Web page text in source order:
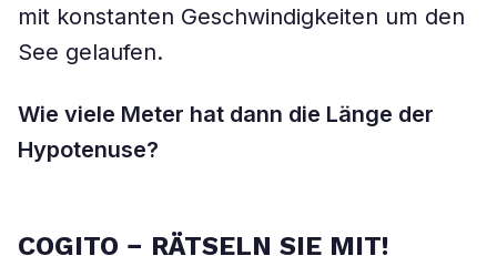
mit konstanten Geschwindigkeiten um den
See gelaufen.
Wie viele Meter hat dann die Länge der
Hypotenuse?
COGITO − RÄTSELN SIE MIT!